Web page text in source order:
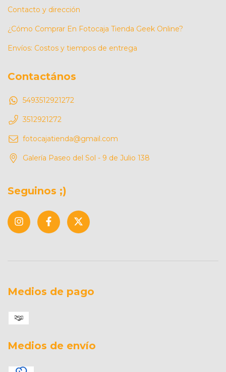
Contacto y dirección
¿Cómo Comprar En Fotocaja Tienda Geek Online?
Envíos: Costos y tiempos de entrega
Contactános
5493512921272
3512921272
fotocajatienda@gmail.com
Galería Paseo del Sol - 9 de Julio 138
Seguinos ;)
Medios de pago
Medios de envío